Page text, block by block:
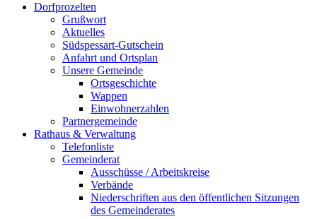
Dorfprozelten
Grußwort
Aktuelles
Südspessart-Gutschein
Anfahrt und Ortsplan
Unsere Gemeinde
Ortsgeschichte
Wappen
Einwohnerzahlen
Partnergemeinde
Rathaus & Verwaltung
Telefonliste
Gemeinderat
Ausschüsse / Arbeitskreise
Verbände
Niederschriften aus den öffentlichen Sitzungen
des Gemeinderates